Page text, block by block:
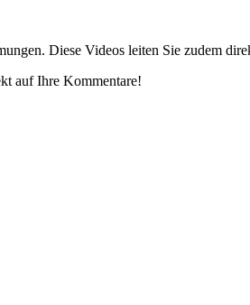
Diese Videos leiten Sie zudem
auf Ihre Kommentare!